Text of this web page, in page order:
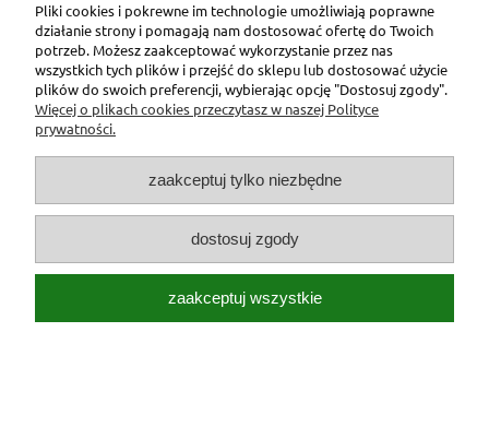
Pliki cookies i pokrewne im technologie umożliwiają poprawne
działanie strony i pomagają nam dostosować ofertę do Twoich
potrzeb. Możesz zaakceptować wykorzystanie przez nas
wszystkich tych plików i przejść do sklepu lub dostosować użycie
plików do swoich preferencji, wybierając opcję "Dostosuj zgody".
Więcej o plikach cookies przeczytasz w naszej Polityce
prywatności.
zaakceptuj tylko niezbędne
dostosuj zgody
zaakceptuj wszystkie